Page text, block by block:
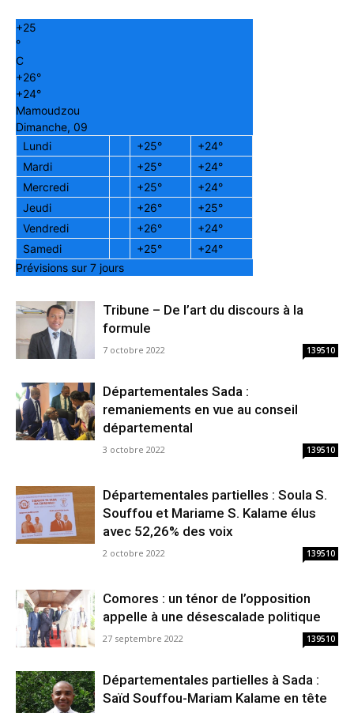
+25
°
C
+26°
+24°
Mamoudzou
Dimanche, 09
Lundi
+25° +24°
Mardi
+25° +24°
Mercredi
+25° +24°
Jeudi
+26° +25°
Vendredi
+26° +24°
Samedi
+25° +24°
Prévisions sur 7 jours
Tribune – De l’art du discours à la
formule
7 octobre 2022 139510
Départementales Sada :
remaniements en vue au conseil
départemental
3 octobre 2022 139510
Départementales partielles : Soula S.
Souffou et Mariame S. Kalame élus
avec 52,26% des voix
2 octobre 2022 139510
Comores : un ténor de l’opposition
appelle à une désescalade politique
27 septembre 2022 139510
Départementales partielles à Sada :
Saïd Souffou-Mariam Kalame en tête